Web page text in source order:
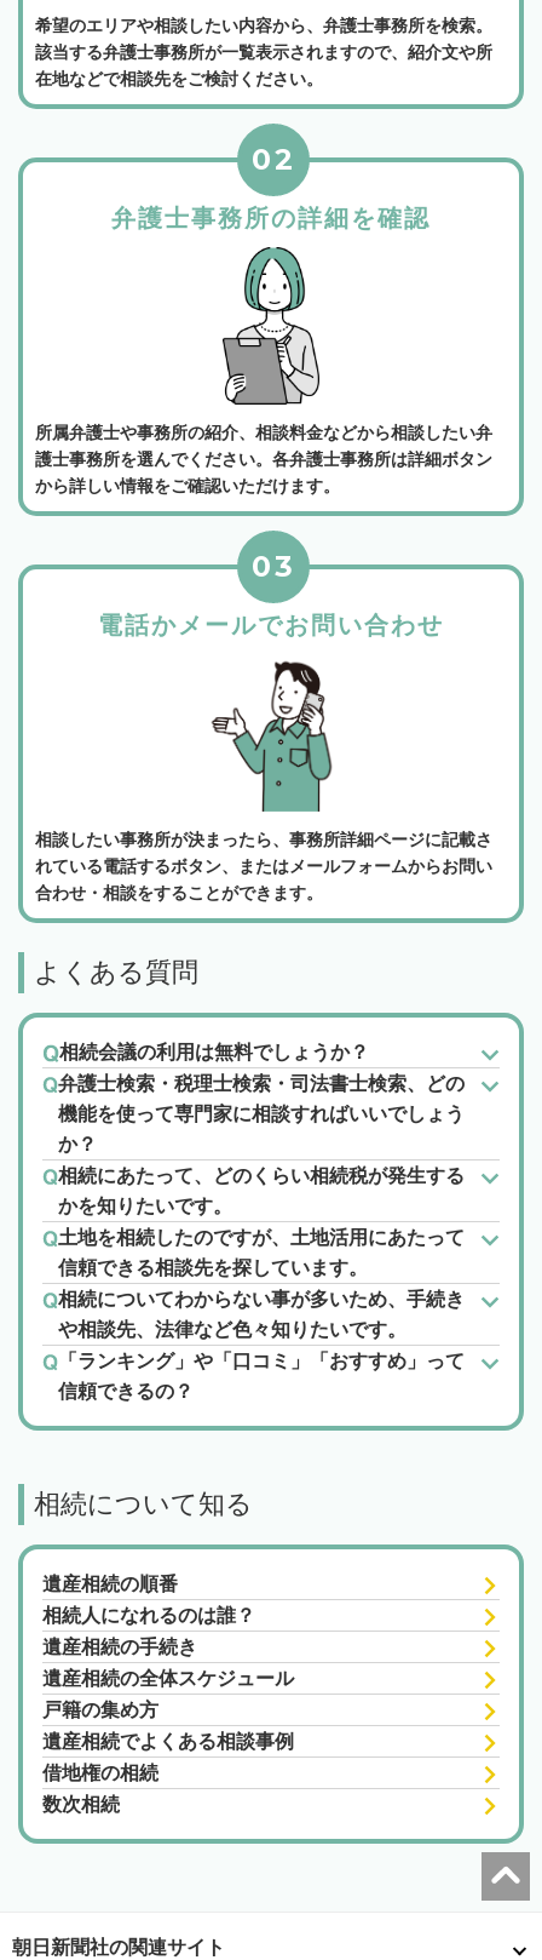
希望のエリアや相談したい内容から、弁護士事務所を検索。
該当する弁護士事務所が一覧表示されますので、紹介文や所
在地などで相談先をご検討ください。
弁護士事務所の詳細を確認
02
所属弁護士や事務所の紹介、相談料金などから相談したい弁
護士事務所を選んでください。各弁護士事務所は詳細ボタン
から詳しい情報をご確認いただけます。
電話かメールでお問い合わせ
03
相談したい事務所が決まったら、事務所詳細ページに記載さ
れている電話するボタン、またはメールフォームからお問い
合わせ・相談をすることができます。
よくある質問
相続会議の利用は無料でしょうか？
弁護士検索・税理士検索・司法書士検索、どの
機能を使って専門家に相談すればいいでしょう
か？
相続にあたって、どのくらい相続税が発生する
かを知りたいです。
土地を相続したのですが、土地活用にあたって
信頼できる相談先を探しています。
相続についてわからない事が多いため、手続き
や相談先、法律など色々知りたいです。
「ランキング」や「口コミ」「おすすめ」って
信頼できるの？
相続について知る
遺産相続の順番
相続人になれるのは誰？
遺産相続の手続き
遺産相続の全体スケジュール
戸籍の集め方
遺産相続でよくある相談事例
借地権の相続
数次相続
朝日新聞社の関連サイト